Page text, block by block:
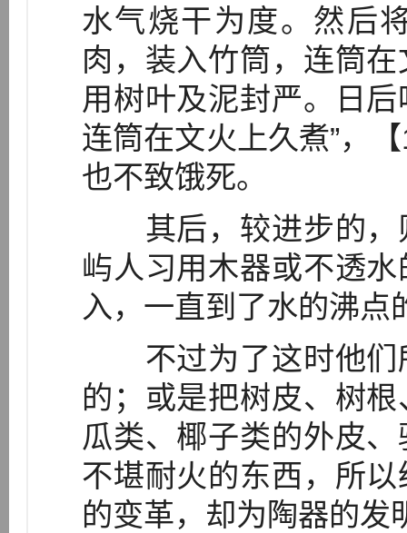
水气烧干为度。然后
肉，装入竹筒，连筒
用树叶及泥封严。日
连筒在文火上久煮”，
也不致饿死。
其后，较进步的，
屿人习用木器或不透
入，一直到了水的沸点
不过为了这时他们
的；或是把树皮、树
瓜类、椰子类的外皮
不堪耐火的东西，所
的变革，却为陶器的发